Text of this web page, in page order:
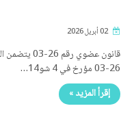
02 أبريل 2026
26-03 مؤرخ في 4 شو14…
إقرأ المزيد »